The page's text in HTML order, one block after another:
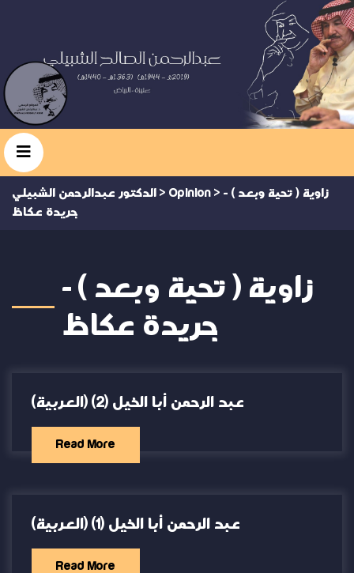
الدكتور عبدالرحمن الشبيلي > Opinion > زاوية ( تحية وبعد ) -
جريدة عكاظ
زاوية ( تحية وبعد ) -
جريدة عكاظ
(العربية) عبد الرحمن أبا الخيل (2)
Read More
(العربية) عبد الرحمن أبا الخيل (1)
Read More